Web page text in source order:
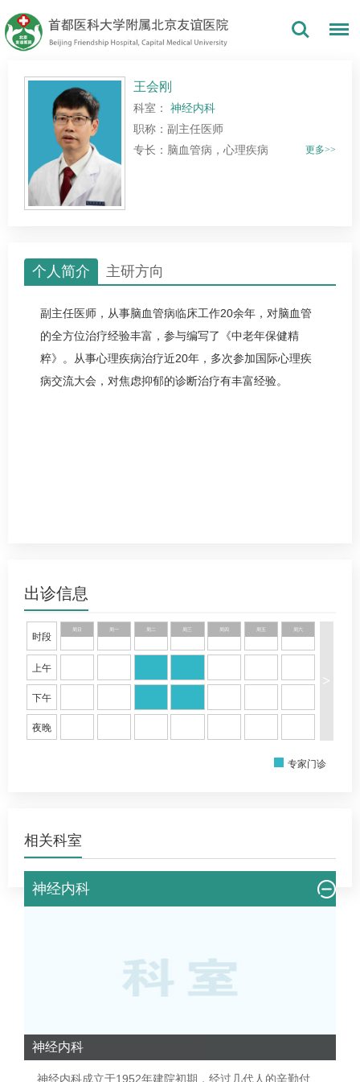
王会刚
科室： 神经内科
职称：副主任医师
专长：脑血管病，心理疾病
更多>>
个人简介 主研方向
副主任医师，从事脑血管病临床工作20余年，对脑血管
的全方位治疗经验丰富，参与编写了《中老年保健精
粹》。从事心理疾病治疗近20年，多次参加国际心理疾
病交流大会，对焦虑抑郁的诊断治疗有丰富经验。
出诊信息
时段
上午
下午
夜晚
周日 周一 周三 周四 周五 周六
>
专家门诊
相关科室
神经内科
神经内科
神经内科成立于1952年建院初期，经过几代人的辛勤付